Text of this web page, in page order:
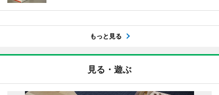
もっと見る
見る・遊ぶ